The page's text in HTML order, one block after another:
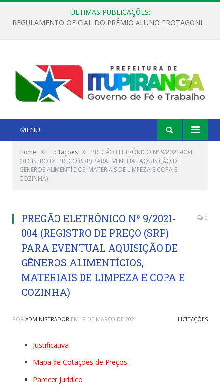
ÚLTIMAS PUBLICAÇÕES:
REGULAMENTO OFICIAL DO PRÊMIO ALUNO PROTAGONISTA – EDIÇÃO 2026
MENU
Home » Licitações »
PREGÃO ELETRÔNICO Nº 9/2021-004
(REGISTRO DE PREÇO (SRP) PARA EVENTUAL AQUISIÇÃO DE
GÊNEROS ALIMENTÍCIOS, MATERIAIS DE LIMPEZA E COPA E
COZINHA)
PREGÃO ELETRÔNICO Nº 9/2021-
004 (REGISTRO DE PREÇO (SRP)
PARA EVENTUAL AQUISIÇÃO DE
GÊNEROS ALIMENTÍCIOS,
MATERIAIS DE LIMPEZA E COPA E
COZINHA)
0
POR ADMINISTRADOR EM 19 DE MARÇO DE 2021 LICITAÇÕES
Justificativa
Mapa de Cotações de Preços
Parecer Jurídico